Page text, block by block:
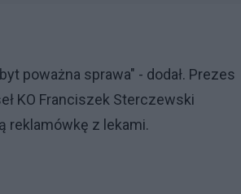
poważna sprawa" - dodał. Prezes
KO Franciszek Sterczewski
reklamówkę z lekami.